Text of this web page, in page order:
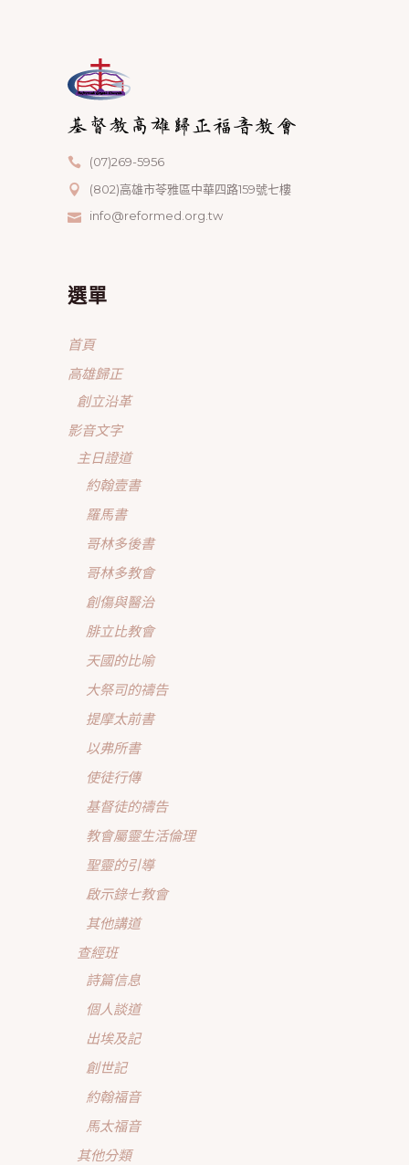
(07)269-5956
(802)高雄市苓雅區中華四路159號七樓
info@reformed.org.tw
選單
首頁
高雄歸正
創立沿革
影音文字
主日證道
約翰壹書
羅馬書
哥林多後書
哥林多教會
創傷與醫治
腓立比教會
天國的比喻
大祭司的禱告
提摩太前書
以弗所書
使徒行傳
基督徒的禱告
教會屬靈生活倫理
聖靈的引導
啟示錄七教會
其他講道
查經班
詩篇信息
個人談道
出埃及記
創世記
約翰福音
馬太福音
其他分類